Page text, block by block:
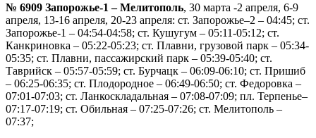
№ 6909 Запорожье-1 – Мелитополь, 30 марта -2 апреля, 6-9
апреля, 13-16 апреля, 20-23 апреля: ст. Запорожье–2 – 04:45; ст.
Запорожье-1 – 04:54-04:58; ст. Кушугум – 05:11-05:12; ст.
Канкриновка – 05:22-05:23; ст. Плавни, грузовой парк – 05:34-
05:35; ст. Плавни, пассажирский парк – 05:39-05:40; ст.
Таврийск – 05:57-05:59; ст. Бурчацк – 06:09-06:10; ст. Пришиб
– 06:25-06:35; ст. Плодородное – 06:49-06:50; ст. Федоровка –
07:01-07:03; ст. Ланкоскладальная – 07:08-07:09; пл. Терпенье–
07:17-07:19; ст. Обильная – 07:25-07:26; ст. Мелитополь –
07:37;